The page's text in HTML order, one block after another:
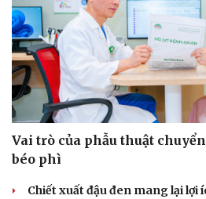
Vai trò của phẫu thuật
béo phì
Chiết xuất đậu đen mang lại lợi